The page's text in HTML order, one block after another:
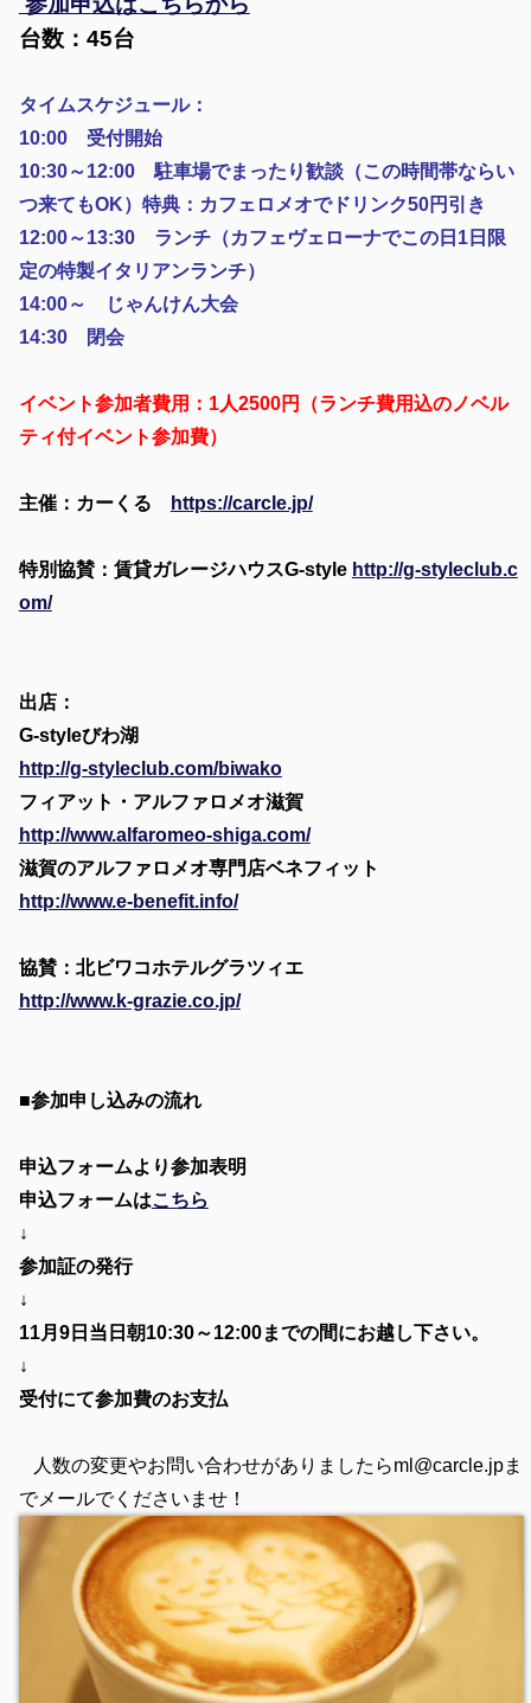
台数：45台
タイムスケジュール：
10:00 受付開始
10:30～12:00 駐車場でまったり歓談（この時間帯ならい
つ来てもOK）特典：カフェロメオでドリンク50円引き
12:00～13:30 ランチ（カフェヴェローナでこの日1日限
定の特製イタリアンランチ）
14:00～ じゃんけん大会
14:30 閉会
イベント参加者費用：1人2500円（ランチ費用込のノベル
ティ付イベント参加費）
主催：カーくる https://carcle.jp/
特別協賛：賃貸ガレージハウスG-style http://g-styleclub.c
om/
出店：
G-styleびわ湖
http://g-styleclub.com/biwako
フィアット・アルファロメオ滋賀
http://www.alfaromeo-shiga.com/
滋賀のアルファロメオ専門店ベネフィット
http://www.e-benefit.info/
協賛：北ビワコホテルグラツィエ
http://www.k-grazie.co.jp/
■参加申し込みの流れ
申込フォームより参加表明
申込フォームはこちら
↓
参加証の発行
↓
11月9日当日朝10:30～12:00までの間にお越し下さい。
↓
受付にて参加費のお支払
人数の変更やお問い合わせがありましたらml@carcle.jpま
でメールでくださいませ！